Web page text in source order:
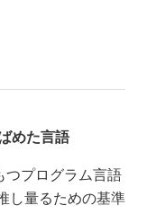
めた言語
つプログラム言語
し量るための基準